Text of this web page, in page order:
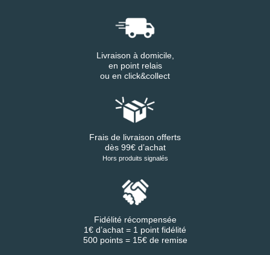
Livraison à domicile,
en point relais
ou en click&collect
Frais de livraison offerts
dès 99€ d’achat
Hors produits signalés
Fidélité récompensée
1€ d’achat = 1 point fidélité
500 points = 15€ de remise